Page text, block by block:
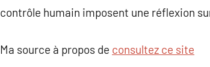
contrôle humain imposent une réflexion
Ma source à propos de consultez ce site